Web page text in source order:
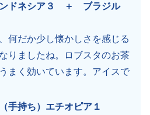
ドネシア３ ＋ ブラジル
何だか少し懐かしさを感じる
りましたね。ロブスタのお茶
まく効いています。アイスで
持ち）エチオピア１